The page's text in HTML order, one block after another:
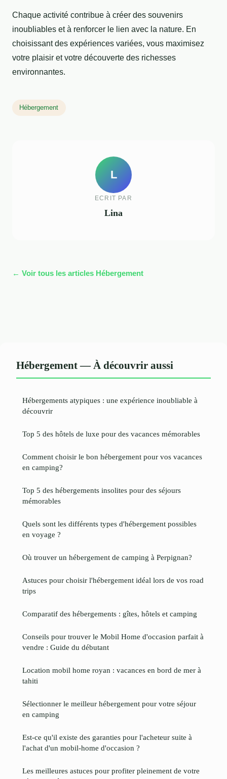
Chaque activité contribue à créer des souvenirs
inoubliables et à renforcer le lien avec la nature. En
choisissant des expériences variées, vous maximisez
votre plaisir et votre découverte des richesses
environnantes.
Hébergement
L
ECRIT PAR
Lina
← Voir tous les articles Hébergement
Hébergement — À découvrir aussi
Hébergements atypiques : une expérience inoubliable à
découvrir
Top 5 des hôtels de luxe pour des vacances mémorables
Comment choisir le bon hébergement pour vos vacances
en camping?
Top 5 des hébergements insolites pour des séjours
mémorables
Quels sont les différents types d'hébergement possibles
en voyage ?
Où trouver un hébergement de camping à Perpignan?
Astuces pour choisir l'hébergement idéal lors de vos road
trips
Comparatif des hébergements : gîtes, hôtels et camping
Conseils pour trouver le Mobil Home d'occasion parfait à
vendre : Guide du débutant
Location mobil home royan : vacances en bord de mer à
tahiti
Sélectionner le meilleur hébergement pour votre séjour
en camping
Est-ce qu'il existe des garanties pour l'acheteur suite à
l'achat d'un mobil-home d'occasion ?
Les meilleures astuces pour profiter pleinement de votre